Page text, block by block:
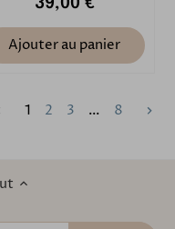
39,00 €
Ajouter au panier
1 2 3 … 8